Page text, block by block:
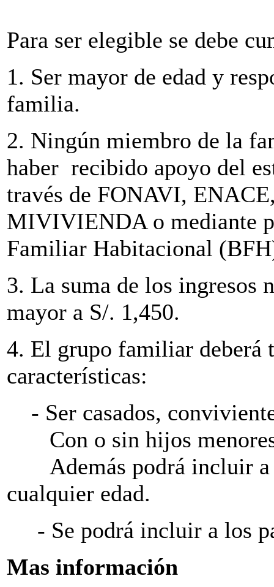
Para ser elegible se debe
1. Ser mayor de edad y
familia.
2. Ningún miembro de la
haber recibido apoyo del
través de FONAVI,
MIVIVIENDA o mediante
Familiar Habitacional
3. La suma de los ingresos
mayor a S/. 1,450.
4. El grupo familiar deberá
características:
- Ser casados,
Con o sin hijos
Además podrá incluir a
cualquier edad.
- Se podrá incluir a los
Mas información